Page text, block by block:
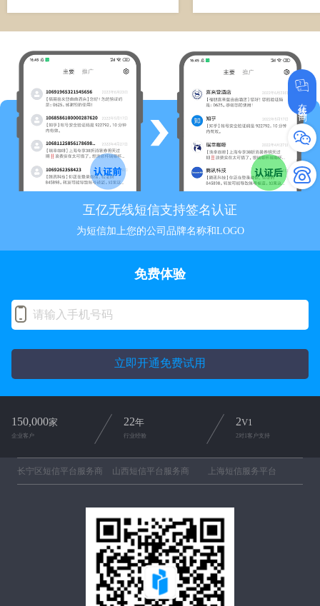
互亿无线短信支持签名认证
为短信加上您的公司品牌名称和LOGO
在线咨询
免费体验
立即开通免费试用
150,000家
企业客户
22年
行业经验
2V1
2对1客户支持
长宁区短信平台服务商 山西短信平台服务商 上海短信服务平台